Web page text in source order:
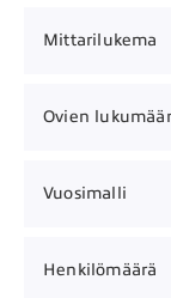
Mittarilukema
Ovien
Vuosimalli
Henkilömäärä